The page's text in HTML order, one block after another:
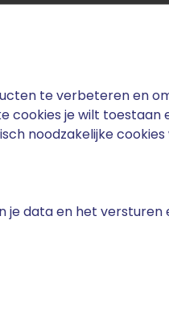
te verbeteren en
cookies je wilt
noodzakelijke
je data en het